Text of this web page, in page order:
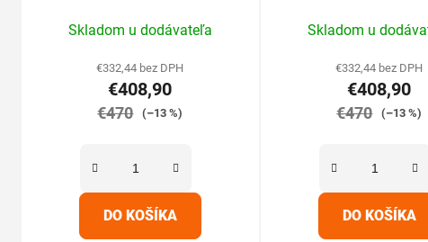
hodnotenie
produktu
je
5,0
Skladom u dodávateľa
€332,44 bez DPH
€408,90
€470 (–13 %)
DO KOŠÍKA
produktu
je
5,0
Skladom u
€332,44 bez DPH
€408,90
€470 (–13 %)
DO KOŠÍKA